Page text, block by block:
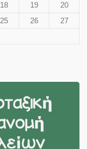
18 19
20
25 26
27